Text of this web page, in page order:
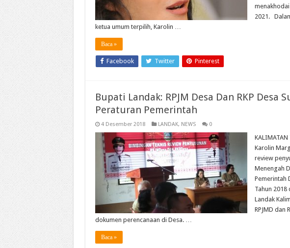
2021.
ketua umum terpilih, Karolin …
Baca »
Facebook Twitter Pinterest
Bupati Landak: RPJM Desa Dan RKP Desa
Peraturan Pemerintah
4 Desember 2018 LANDAK, NEWS 0
Karolin
review
Menengah
Pemerintah
Tahun 2018
Landak
RPJMD dan
dokumen perencanaan di Desa. …
Baca »